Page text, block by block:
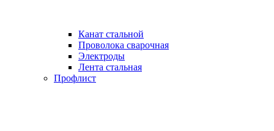
Канат стальной
Проволока сварочная
Электроды
Лента стальная
Профлист